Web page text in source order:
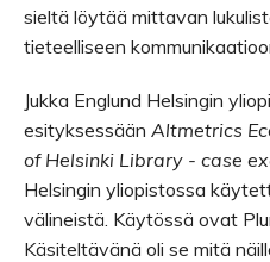
sieltä löytää mittavan
tieteelliseen
Jukka Englund Helsingin
esityksessään Altmetrics
of Helsinki Library - case
Helsingin yliopistossa
välineistä. Käytössä ovat
Käsiteltävänä oli se mitä